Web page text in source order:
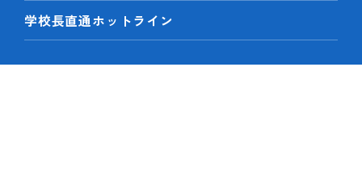
学校長直通ホットライン